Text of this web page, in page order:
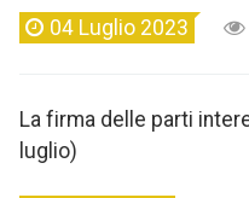
04 Luglio 2023
La firma delle parti
luglio)